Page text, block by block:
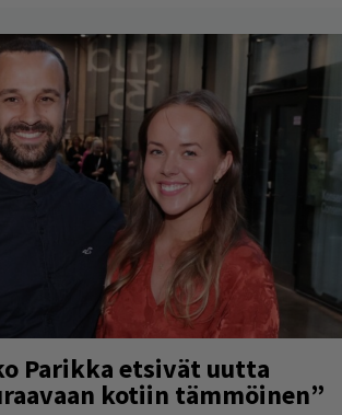
Parikka etsivät uutta
kotiin tämmöinen”